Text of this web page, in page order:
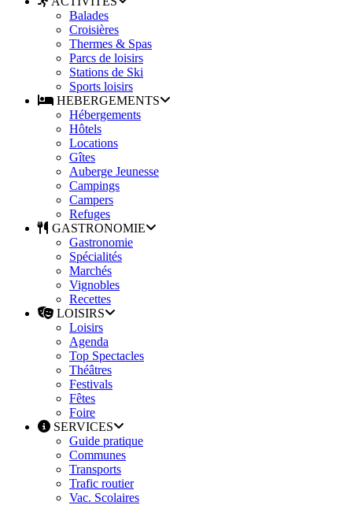
Balades
Croisières
Thermes & Spas
Parcs de loisirs
Stations de Ski
Sports loisirs
HEBERGEMENTS
Hébergements
Hôtels
Locations
Gîtes
Auberge Jeunesse
Campings
Campers
Refuges
GASTRONOMIE
Gastronomie
Spécialités
Marchés
Vignobles
Recettes
LOISIRS
Loisirs
Agenda
Top Spectacles
Théâtres
Festivals
Fêtes
Foire
SERVICES
Guide pratique
Communes
Transports
Trafic routier
Vac. Scolaires